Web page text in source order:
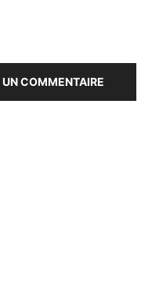
COMMENTAIRE